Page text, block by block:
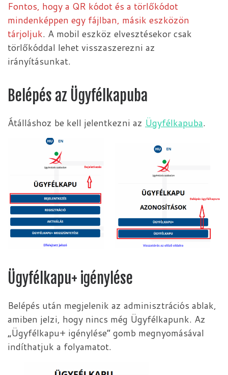
Fontos, hogy a QR kódot és a törlőkódot
mindenképpen egy fájlban, másik eszközön
tárjoljuk. A mobil eszköz elvesztésekor csak
törlőkóddal lehet visszaszerezni az
irányításunkat.
Belépés az Ügyfélkapuba
Átálláshoz be kell jelentkezni az Ügyfélkapuba.
Ügyfélkapu+ igénylése
Belépés után megjelenik az adminisztrációs ablak,
amiben jelzi, hogy nincs még Ügyfélkapunk. Az
„Ügyfélkapu+ igénylése” gomb megnyomásával
indíthatjuk a folyamatot.